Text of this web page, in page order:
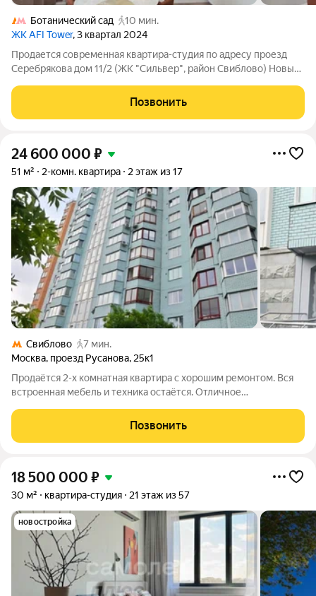
Ботанический сад
10 мин.
ЖК AFI Tower, 3 квартал 2024
Продается современная квартира-студия по адресу проезд
Серебрякова дом 11/2 (ЖК "Сильвер", район Свиблово) Новый
Потолки 3 метра. Входная группа с премиум отделкой,
закрытая территория.
Позвонить
24 600 000 ₽
51 м² 2-комн. квартира 2 этаж из 17
Свиблово
7 мин.
Москва, проезд Русанова, 25к1
Продаётся 2-х комнатная квартира с хорошим ремонтом. Вся
встроенная мебель и техника остаётся. Отличное
Парковый комплекс Усадьба Свиблово и р. Яуза совсем рядом.
Очень тихое и спокойное место.
Позвонить
18 500 000 ₽
30 м² квартира-студия 21 этаж из 57
новостройка